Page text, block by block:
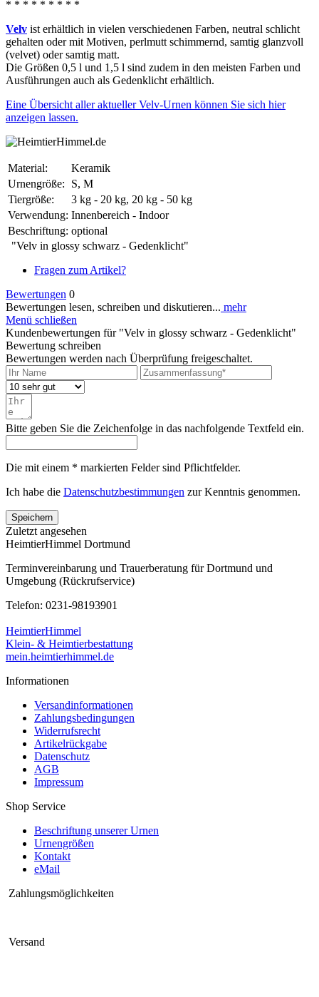
* * * * * * * * *
Velv ist erhältlich in vielen verschiedenen Farben, neutral schlicht
gehalten oder mit Motiven, perlmutt schimmernd, samtig glanzvoll
(velvet) oder samtig matt.
Die Größen 0,5 l und 1,5 l sind zudem in den meisten Farben und
Ausführungen auch als Gedenklicht erhältlich.
Eine Übersicht aller aktueller Velv-Urnen können Sie sich hier
anzeigen lassen.
Material:
Keramik
Urnengröße:
S, M
Tiergröße:
3 kg - 20 kg, 20 kg - 50 kg
Verwendung: Innenbereich - Indoor
Beschriftung: optional
"Velv in glossy schwarz - Gedenklicht"
Fragen zum Artikel?
Bewertungen 0
Bewertungen lesen, schreiben und diskutieren... mehr
Menü schließen
Kundenbewertungen für "Velv in glossy schwarz - Gedenklicht"
Bewertung schreiben
Bewertungen werden nach Überprüfung freigeschaltet.
Bitte geben Sie die Zeichenfolge in das nachfolgende Textfeld ein.
Die mit einem * markierten Felder sind Pflichtfelder.
Ich habe die Datenschutzbestimmungen zur Kenntnis genommen.
Speichern
Zuletzt angesehen
HeimtierHimmel Dortmund
Terminvereinbarung und Trauerberatung für Dortmund und
Umgebung (Rückrufservice)
Telefon: 0231-98193901
HeimtierHimmel
Klein- & Heimtierbestattung
mein.heimtierhimmel.de
Informationen
Versandinformationen
Zahlungsbedingungen
Widerrufsrecht
Artikelrückgabe
Datenschutz
AGB
Impressum
Shop Service
Beschriftung unserer Urnen
Urnengrößen
Kontakt
eMail
Zahlungsmöglichkeiten
Versand